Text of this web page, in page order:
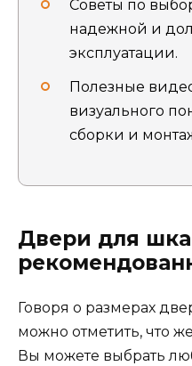
Советы по
надежной и
эксплуатации.
Полезные
визуального
сборки и
Двери для
Говоря о размерах
можно отметить, что
Вы можете выбрать